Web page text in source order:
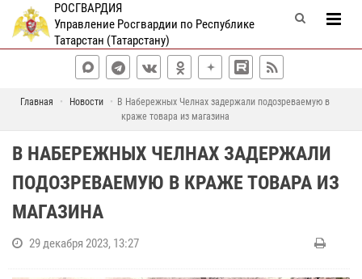
РОСГВАРДИЯ
Управление Росгвардии по Республике
Татарстан (Татарстану)
Главная Новости
В Набережных Челнах задержали подозреваемую в
краже товара из магазина
В НАБЕРЕЖНЫХ ЧЕЛНАХ ЗАДЕРЖАЛИ
ПОДОЗРЕВАЕМУЮ В КРАЖЕ ТОВАРА ИЗ
МАГАЗИНА
29 декабря 2023, 13:27